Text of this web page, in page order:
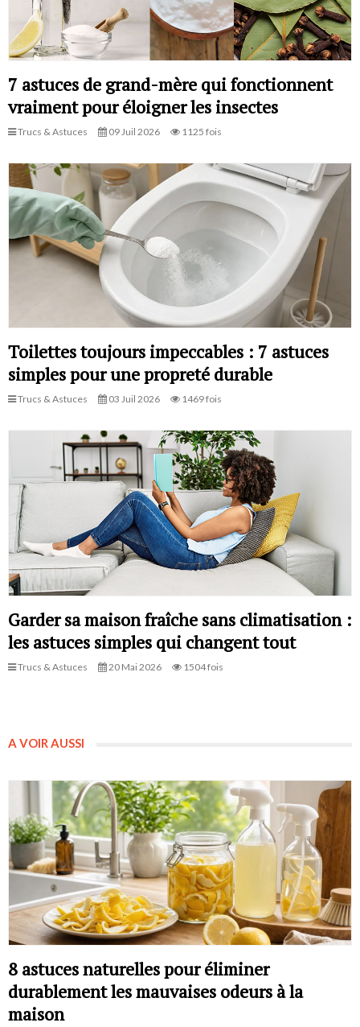
7 astuces de grand-mère qui fonctionnent
vraiment pour éloigner les insectes
Trucs & Astuces 09 Juil 2026 1125 fois
Toilettes toujours impeccables : 7 astuces
simples pour une propreté durable
Trucs & Astuces 03 Juil 2026 1469 fois
Garder sa maison fraîche sans climatisation :
les astuces simples qui changent tout
Trucs & Astuces 20 Mai 2026 1504 fois
A VOIR AUSSI
8 astuces naturelles pour éliminer
durablement les mauvaises odeurs à la
maison